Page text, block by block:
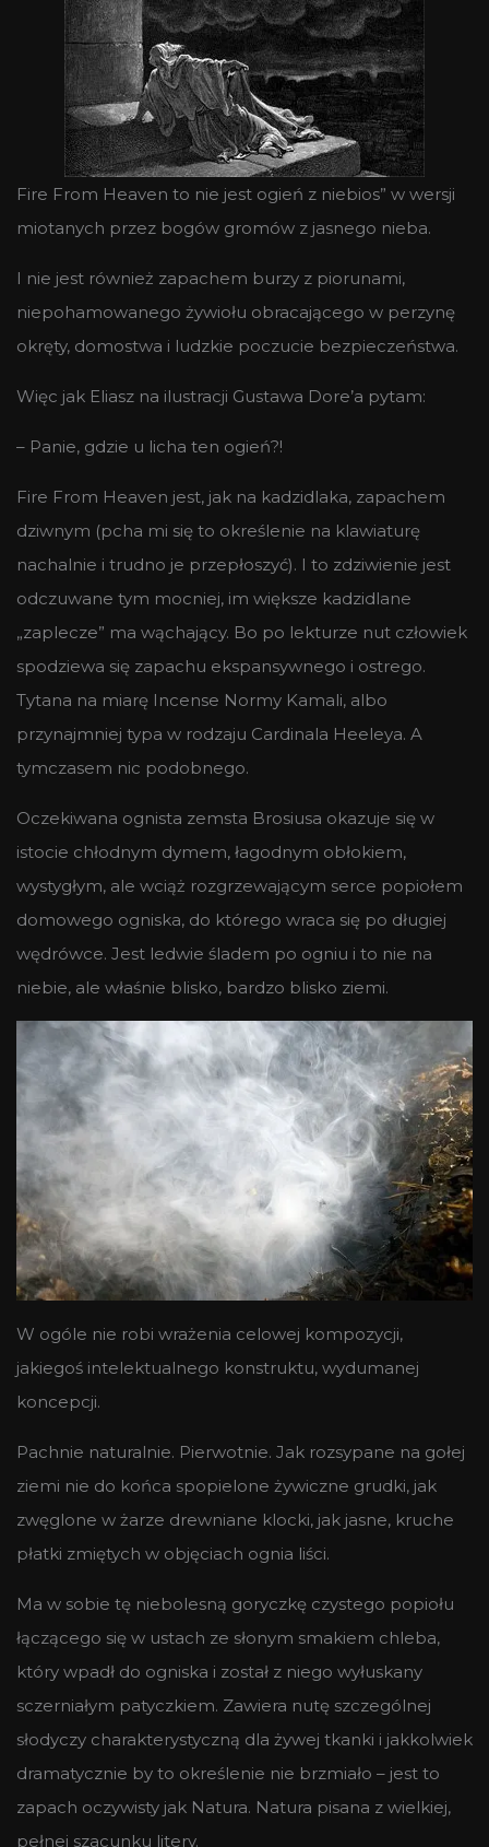
Fire From Heaven to nie jest ogień z niebios” w wersji
miotanych przez bogów gromów z jasnego nieba.
I nie jest również zapachem burzy z piorunami,
niepohamowanego żywiołu obracającego w perzynę
okręty, domostwa i ludzkie poczucie bezpieczeństwa.
Więc jak Eliasz na ilustracji Gustawa Dore’a pytam:
– Panie, gdzie u licha ten ogień?!
Fire From Heaven jest, jak na kadzidlaka, zapachem
dziwnym (pcha mi się to określenie na klawiaturę
nachalnie i trudno je przepłoszyć). I to zdziwienie jest
odczuwane tym mocniej, im większe kadzidlane
„zaplecze” ma wąchający. Bo po lekturze nut człowiek
spodziewa się zapachu ekspansywnego i ostrego.
Tytana na miarę Incense Normy Kamali, albo
przynajmniej typa w rodzaju Cardinala Heeleya. A
tymczasem nic podobnego.
Oczekiwana ognista zemsta Brosiusa okazuje się w
istocie chłodnym dymem, łagodnym obłokiem,
wystygłym, ale wciąż rozgrzewającym serce popiołem
domowego ogniska, do którego wraca się po długiej
wędrówce. Jest ledwie śladem po ogniu i to nie na
niebie, ale właśnie blisko, bardzo blisko ziemi.
W ogóle nie robi wrażenia celowej kompozycji,
jakiegoś intelektualnego konstruktu, wydumanej
koncepcji.
Pachnie naturalnie. Pierwotnie. Jak rozsypane na gołej
ziemi nie do końca spopielone żywiczne grudki, jak
zwęglone w żarze drewniane klocki, jak jasne, kruche
płatki zmiętych w objęciach ognia liści.
Ma w sobie tę niebolesną goryczkę czystego popiołu
łączącego się w ustach ze słonym smakiem chleba,
który wpadł do ogniska i został z niego wyłuskany
sczerniałym patyczkiem. Zawiera nutę szczególnej
słodyczy charakterystyczną dla żywej tkanki i jakkolwiek
dramatycznie by to określenie nie brzmiało – jest to
zapach oczywisty jak Natura. Natura pisana z wielkiej,
pełnej szacunku litery.